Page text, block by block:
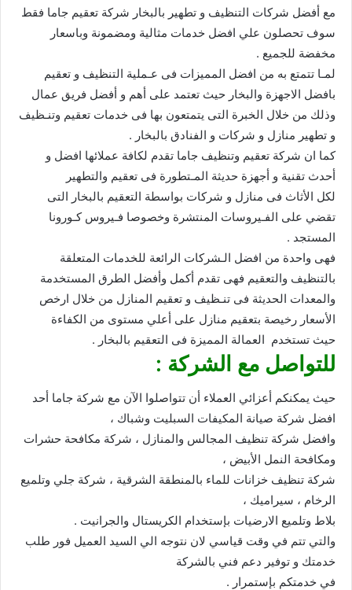
مع أفضل شركات التنظيف و تطهير بالبخار شركة تعقيم جاما فقط
سوف تحصلون علي افضل خدمات مثالية ومضمونة وباسعار
مخفضة للجميع .
لمـا تتمتع به من افضل المميزات فى عـملية التنظيف و تعقيم
بافضل الاجهزة والبخار حيث تعتمد على أهم و أفضل فريق عمال
وذلك من خلال الخبرة التى يتمتعون بها فى خدمات تعقيم وتنـظيف
و تطهير منازل و شركات و الفنادق بالبخار .
كما ان شركة تعقيم وتنظيف جاما تقدم لكافة عملائها افضل و
أحدث تقنية و أجهزة حديثة المـتطورة فى تعقيم والتطهير
لكل الأثاث فى منازل و شركات بواسطة التعقيم بالبخار التى
تقضي على الفـيروسات المنتشرة وخصوصا فـيروس كـورونا
المستجد .
فهى واحدة من افضل الـشركات الرائعة للخدمات المتعلقة
بالتنظيف والتعقيم فهى تقدم أكمل وأفضل الطرق المستخدمة
والمعدات الحديثة فى تنـظيف و تعقيم المنازل من خلال ارخص
الأسعار رخيصة بتعقيم منازل على أعلي مستوى من الكفاءة
حيث تستخدم العمالة المميزة فى التعقيم بالبخار .
للتواصل مع الشركة :
حيث يمكنكم أعزائي العملاء أن تتواصلوا الآن مع شركة جاما أحد
افضل شركة صيانة المكيفات السبليت وشباك ،
وافضل شركة تنظيف المجالس والمنازل ، شركة مكافحة حشرات
ومكافحة النمل الأبيض ،
شركة تنظيف خزانات للماء بالمنطقة الشرقية ، شركة جلي وتلميع
الرخام ، سيراميك ،
بلاط وتلميع الارضيات بإستخدام الكريستال والجرانيت .
والتي تتم في وقت قياسي لان نتوجه الي السيد العميل فور طلب
خدمتك و توفير دعم فني بالشركة
في خدمتكم بإستمرار .